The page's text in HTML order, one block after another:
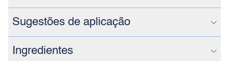
Sugestões de aplicação
Ingredientes